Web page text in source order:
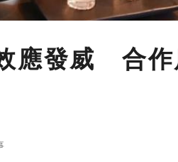
應發威 合作